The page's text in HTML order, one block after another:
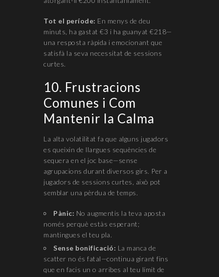
Tot el període: En menys de deu
minuts, ha gastat €3 i ha guanyat €218—
una resposta ràpida i emocionant que
satisfà la seva necessitat de sessions
curtes.
10. Frustracions
Comunes i Com
Mantenir la Calma
La alta volatilitat fa que alguns jugadors
es queixin de llargues sequències de
sequera en el joc base—sense
agrupacions durant diversos girs. Per a
jugadors de sessions curtes, això pot
semblar una pèrdua de temps.
Pànic: No augmentis la teva aposta
només perquè estàs esperant;
mantingues el teu pla.
Sense bonificació: La manca de
scatter no és fatal—continua girant fins
que en facis un o arribes al teu límit de